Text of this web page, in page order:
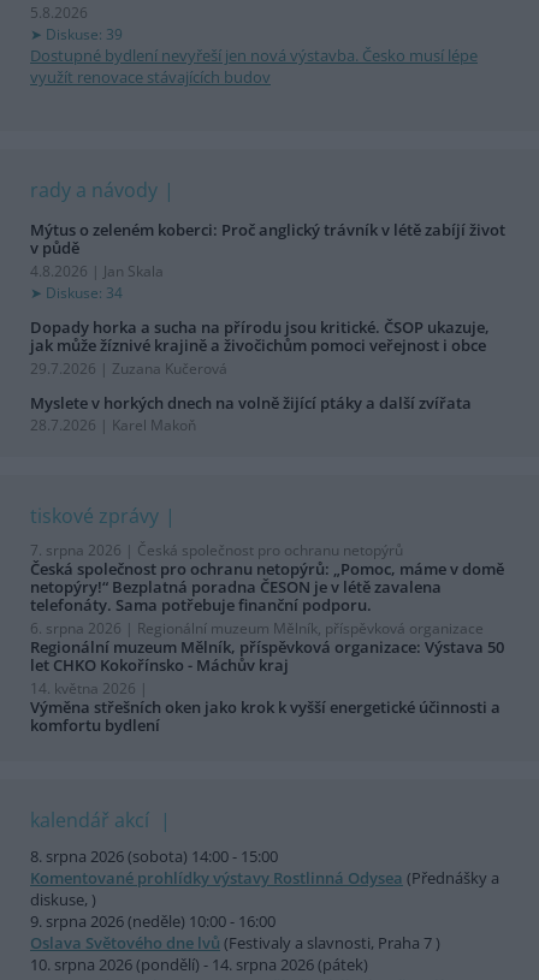
5.8.2026
Diskuse: 39
Dostupné bydlení nevyřeší jen nová výstavba. Česko musí lépe
využít renovace stávajících budov
rady a návody
Mýtus o zeleném koberci: Proč anglický trávník v létě zabíjí život
v půdě
4.8.2026 | Jan Skala
Diskuse: 34
Dopady horka a sucha na přírodu jsou kritické. ČSOP ukazuje,
jak může žíznivé krajině a živočichům pomoci veřejnost i obce
29.7.2026 | Zuzana Kučerová
Myslete v horkých dnech na volně žijící ptáky a další zvířata
28.7.2026 | Karel Makoň
tiskové zprávy
7. srpna 2026 | Česká společnost pro ochranu netopýrů
Česká společnost pro ochranu netopýrů: „Pomoc, máme v domě
netopýry!“ Bezplatná poradna ČESON je v létě zavalena
telefonáty. Sama potřebuje finanční podporu.
6. srpna 2026 | Regionální muzeum Mělník, příspěvková organizace
Regionální muzeum Mělník, příspěvková organizace: Výstava 50
let CHKO Kokořínsko - Máchův kraj
14. května 2026 |
Výměna střešních oken jako krok k vyšší energetické účinnosti a
komfortu bydlení
kalendář akcí
8. srpna 2026 (sobota) 14:00 - 15:00
Komentované prohlídky výstavy Rostlinná Odysea (Přednášky a
diskuse, )
9. srpna 2026 (neděle) 10:00 - 16:00
Oslava Světového dne lvů (Festivaly a slavnosti, Praha 7 )
10. srpna 2026 (pondělí) - 14. srpna 2026 (pátek)